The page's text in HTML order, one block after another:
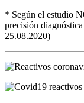
* Según el estudio
precisión
25.08.2020)